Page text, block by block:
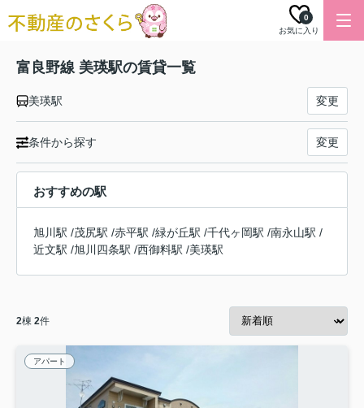
お気に入り
0
富良野線 美瑛駅の賃貸一覧
美瑛駅 変更
条件から探す 変更
おすすめの駅
旭川駅 /茂尻駅 /赤平駅 /緑が丘駅 /千代ヶ岡駅 /南永山駅 /
近文駅 /旭川四条駅 /西御料駅 /美瑛駅
2棟 2件
アパート